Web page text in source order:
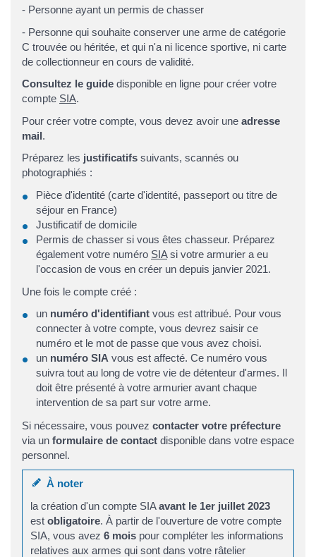
- Personne ayant un permis de chasser
- Personne qui souhaite conserver une arme de catégorie
C trouvée ou héritée, et qui n'a ni licence sportive, ni carte
de collectionneur en cours de validité.
Consultez le guide disponible en ligne pour créer votre
compte SIA.
Pour créer votre compte, vous devez avoir une adresse
mail.
Préparez les justificatifs suivants, scannés ou
photographiés :
Pièce d'identité (carte d'identité, passeport ou titre de
séjour en France)
Justificatif de domicile
Permis de chasser si vous êtes chasseur. Préparez
également votre numéro SIAsi votre armurier a eu
l'occasion de vous en créer un depuis janvier 2021.
Une fois le compte créé :
un numéro d'identifiant vous est attribué. Pour vous
connecter à votre compte, vous devrez saisir ce
numéro et le mot de passe que vous avez choisi.
un numéro SIA vous est affecté. Ce numéro vous
suivra tout au long de votre vie de détenteur d'armes. Il
doit être présenté à votre armurier avant chaque
intervention de sa part sur votre arme.
Si nécessaire, vous pouvez contacter votre préfecture
via un formulaire de contact disponible dans votre espace
personnel.
À noter
la création d'un compte SIAavant le 1er juillet 2023
estobligatoire. À partir de l'ouverture de votre compte
SIA, vous avez6 mois pour compléter les informations
relatives aux armes qui sont dans votre râtelier